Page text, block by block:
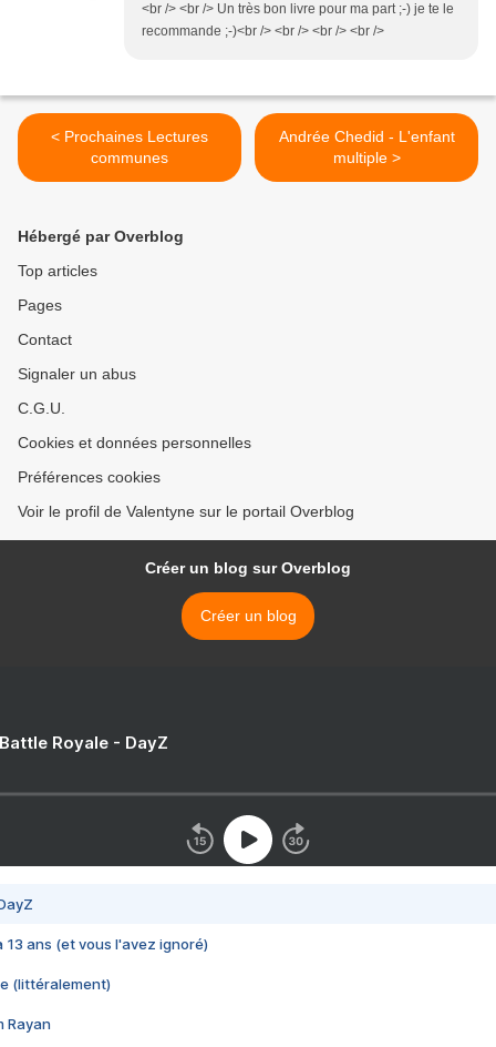
<br /> <br /> Un très bon livre pour ma part ;-) je te le
recommande ;-)<br /> <br /> <br /> <br />
< Prochaines Lectures
communes
Andrée Chedid - L'enfant
multiple >
Hébergé par Overblog
Top articles
Pages
Contact
Signaler un abus
C.G.U.
Cookies et données personnelles
Préférences cookies
Voir le profil de Valentyne sur le portail Overblog
Créer un blog sur Overblog
Créer un blog
Royale - DayZ
13 ans (et vous l'avez ignoré)
(littéralement)
Rayan